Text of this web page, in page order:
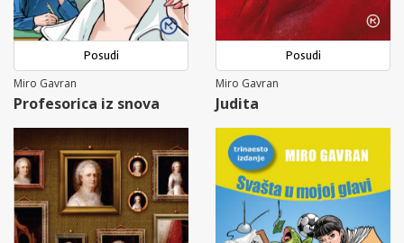
Posudi
Miro Gavran
Profesorica iz snova
Posudi
Miro Gavran
Judita